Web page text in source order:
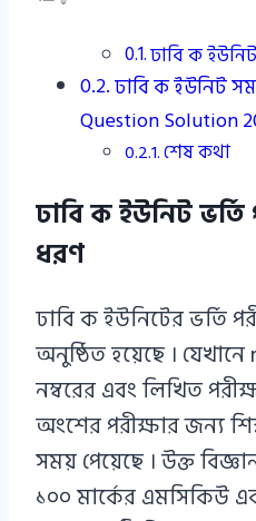
ঢাবি ক
ঢাবি ক ইউনিট
Question Solution
শেষ কথা
ঢাবি ক ইউনিট ভর্তি
ধরণ
ঢাবি ক ইউনিটের ভর্তি
অনুষ্ঠিত হয়েছে ।
নম্বরের এবং লিখিত
অংশের পরীক্ষার জন্য
সময় পেয়েছে । উক্ত
১০০ মার্কের এমসিকিউ